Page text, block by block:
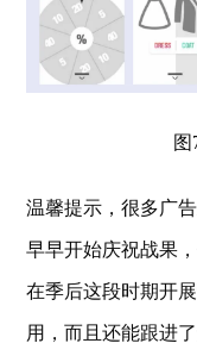
温馨提示，很多广
早早开始庆祝战果
在季后这段时期开
用，而且还能跟进